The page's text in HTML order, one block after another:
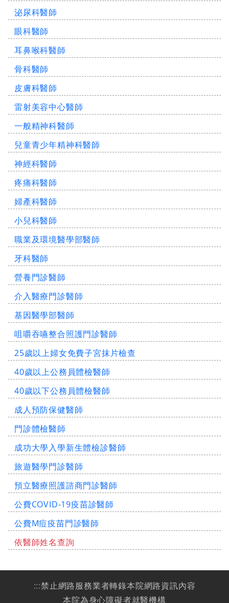
泌尿科醫師
眼科醫師
耳鼻喉科醫師
骨科醫師
皮膚科醫師
雷射美容中心醫師
一般精神科醫師
兒童青少年精神科醫師
神經科醫師
疼痛科醫師
婦產科醫師
小兒科醫師
職業及環境醫學部醫師
牙科醫師
營養門診醫師
介入醫療門診醫師
基因醫學部醫師
咀嚼吞嚥整合照護門診醫師
25歲以上婦女免費子宮抹片檢查
40歲以上公務員體檢醫師
40歲以下公務員體檢醫師
成人預防保健醫師
門診體檢醫師
成功大學入學新生體檢診醫師
旅遊醫學門診醫師
預立醫療照護諮商門診醫師
公費COVID-19疫苗診醫師
公費M痘疫苗門診醫師
依醫師姓名查詢
:::禁止網路服務業者轉錄本院網路資訊內容
本院為身心障礙者就醫機構